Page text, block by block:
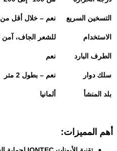
التسخين السريع نعم – خلال أقل من 40 ثانية
الاستخدام للشعر الجاف، آمن
الطرف البارد نعم
سلك دوار نعم – بطول 2 متر
بلد المنشأ ألمانيا
أهم المميزات: